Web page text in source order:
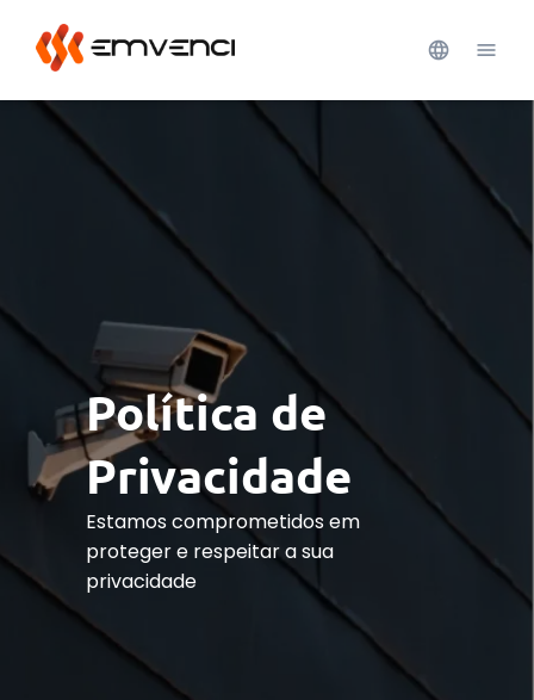
Política de
Privacidade
Estamos comprometidos em
proteger e respeitar a sua
privacidade